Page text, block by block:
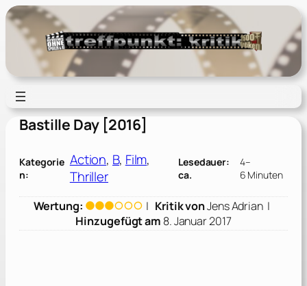
Zum
Inhalt
springen
Bastille Day [2016]
Kategorie
n:
Action, B, Film
Thriller
Lesedauer:
ca.
4–
6 Minuten
Wertung: | Kritik vonJens Adrian|
Hinzugefügt am 8. Januar 2017